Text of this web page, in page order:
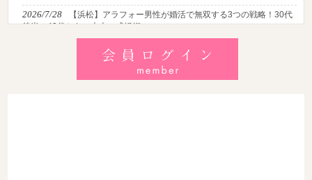
2026/7/28
【浜松】アラフォー男性が婚活で無双する3つの戦略！30代
後半・40代からの大人の成婚術
【浜松】30代・40代男性で「モテない男」の共通点とは？
地元の婚活女子が避けるNGな特徴3選
【共感必至】浜松の婚活あるある7選！20代・30代・40代の